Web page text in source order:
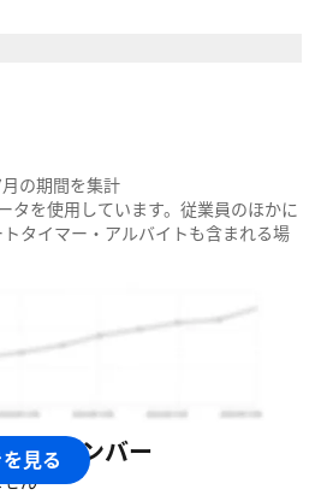
アップ企業を中心に幅広い業界に対
、スポーツなど多様な領域の企業
側面から支援するため
経験から培った機能を活かしてクラ
るため
どのバックオフィス業務支援
支援
の期間を集計
タを使用しています。従業員のほかに
タイマー・アルバイトも含まれる場
見る
のメンバー
ん